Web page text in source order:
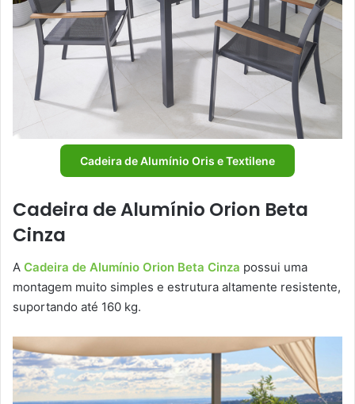
Cadeira de Alumínio Oris e Textilene
Cadeira de Alumínio Orion Beta
Cinza
A Cadeira de Alumínio Orion Beta Cinza possui uma
montagem muito simples e estrutura altamente resistente,
suportando até 160 kg.